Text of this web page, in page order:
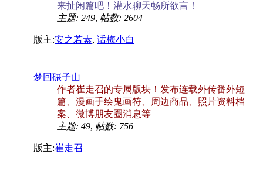
来扯闲篇吧！灌水聊天畅所欲言！
主题: 249, 帖数: 2604
版主:安之若素, 话梅小白
梦回碾子山
作者崔走召的专属版块！发布连载外传番外短
篇、漫画手绘鬼画符、周边商品、照片资料档
案、微博朋友圈消息等
主题: 49, 帖数: 756
版主:崔走召